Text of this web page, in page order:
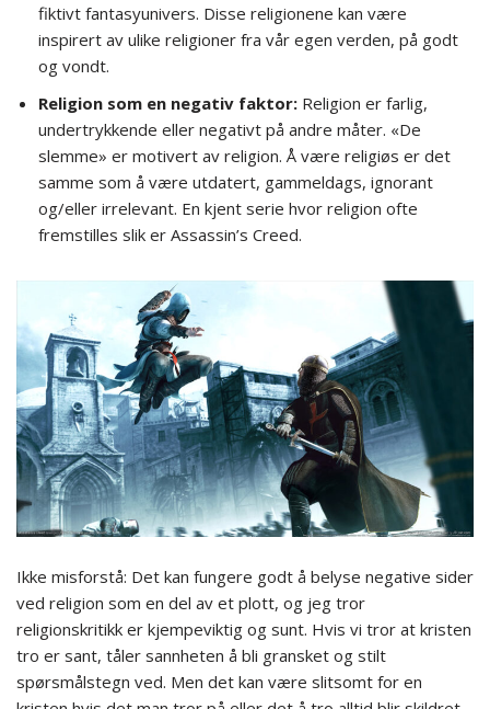
fiktivt fantasyunivers. Disse religionene kan være
inspirert av ulike religioner fra vår egen verden, på godt
og vondt.
Religion som en negativ faktor: Religion er farlig,
undertrykkende eller negativt på andre måter. «De
slemme» er motivert av religion. Å være religiøs er det
samme som å være utdatert, gammeldags, ignorant
og/eller irrelevant. En kjent serie hvor religion ofte
fremstilles slik er Assassin’s Creed.
Ikke misforstå: Det kan fungere godt å belyse negative sider
ved religion som en del av et plott, og jeg tror
religionskritikk er kjempeviktig og sunt. Hvis vi tror at kristen
tro er sant, tåler sannheten å bli gransket og stilt
spørsmålstegn ved. Men det kan være slitsomt for en